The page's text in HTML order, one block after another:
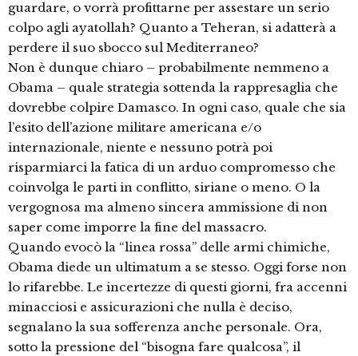
guardare, o vorrà profittarne per assestare un serio
colpo agli ayatollah? Quanto a Teheran, si adatterà a
perdere il suo sbocco sul Mediterraneo?
Non è dunque chiaro – probabilmente nemmeno a
Obama – quale strategia sottenda la rappresaglia che
dovrebbe colpire Damasco. In ogni caso, quale che sia
l’esito dell’azione militare americana e/o
internazionale, niente e nessuno potrà poi
risparmiarci la fatica di un arduo compromesso che
coinvolga le parti in conflitto, siriane o meno. O la
vergognosa ma almeno sincera ammissione di non
saper come imporre la fine del massacro.
Quando evocò la “linea rossa” delle armi chimiche,
Obama diede un ultimatum a se stesso. Oggi forse non
lo rifarebbe. Le incertezze di questi giorni, fra accenni
minacciosi e assicurazioni che nulla è deciso,
segnalano la sua sofferenza anche personale. Ora,
sotto la pressione del “bisogna fare qualcosa”, il